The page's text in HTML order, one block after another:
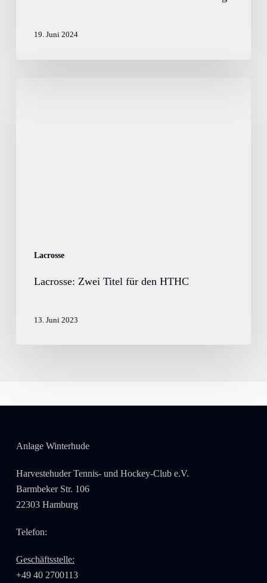
19. Juni 2024
Lacrosse
Lacrosse: Zwei Titel für den HTHC
13. Juni 2023
Anlage Winterhude
Harvestehuder Tennis- und Hockey-Club e.V.
Barmbeker Str. 106
22303 Hamburg
Telefon:
Geschäftsstelle:
+49 40 2700113